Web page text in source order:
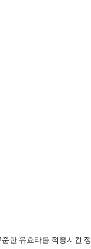
한 유효타를 적중시킨